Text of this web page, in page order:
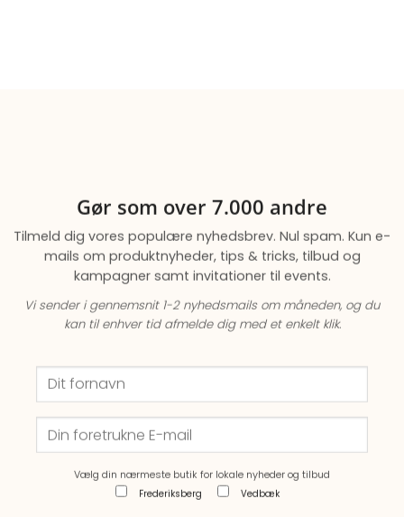
Gør som over 7.000 andre
Tilmeld dig vores populære nyhedsbrev. Nul spam. Kun e-
mails om produktnyheder, tips & tricks, tilbud og
kampagner samt invitationer til events.
Vi sender i gennemsnit 1-2 nyhedsmails om måneden, og du
kan til enhver tid afmelde dig med et enkelt klik.
Vælg din nærmeste butik for lokale nyheder og tilbud
Frederiksberg Vedbæk